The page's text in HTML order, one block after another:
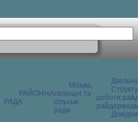
РАЙОННА
РАДА
Міська,
селищні та
сільські
ради
роботи